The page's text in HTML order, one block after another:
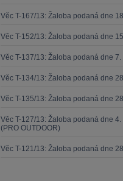
Věc T-167/13: Žaloba podaná dne
Věc T-152/13: Žaloba podaná dne
Věc T-137/13: Žaloba podaná dne
Věc T-134/13: Žaloba podaná dne
Věc T-135/13: Žaloba podaná dne
Věc T-127/13: Žaloba podaná dne
(PRO OUTDOOR)
Věc T-121/13: Žaloba podaná dne